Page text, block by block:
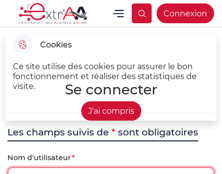
Aller
au
menu
Aller à la
recherche
Aller au
contenu
principal
Consulter
le plan du
site
L'EXTR4aa Extranet des agents d'Auby
Menu principal
Menu Connexion
Se connecter
Les champs suivis de * sont obligatoires
Nom d'utilisateur
Cookies
Ce site utilise des cookies pour assurer le bon
fonctionnement et réaliser des statistiques de
visite.
J'ai compris